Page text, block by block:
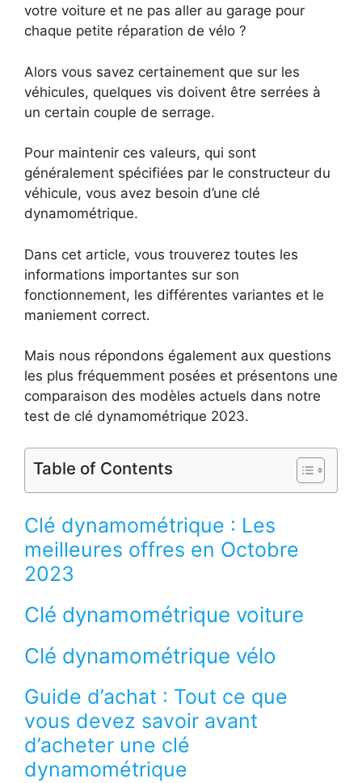
votre voiture et ne pas aller au garage pour
chaque petite réparation de vélo ?
Alors vous savez certainement que sur les
véhicules, quelques vis doivent être serrées à
un certain couple de serrage.
Pour maintenir ces valeurs, qui sont
généralement spécifiées par le constructeur du
véhicule, vous avez besoin d’une clé
dynamométrique.
Dans cet article, vous trouverez toutes les
informations importantes sur son
fonctionnement, les différentes variantes et le
maniement correct.
Mais nous répondons également aux questions
les plus fréquemment posées et présentons une
comparaison des modèles actuels dans notre
test de clé dynamométrique 2023.
Table of Contents
Clé dynamométrique : Les
meilleures offres en Octobre
2023
Clé dynamométrique voiture
Clé dynamométrique vélo
Guide d’achat : Tout ce que
vous devez savoir avant
d’acheter une clé
dynamométrique